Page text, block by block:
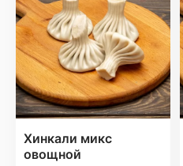
Хинкали микс
овощной